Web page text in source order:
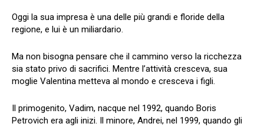
Oggi la sua impresa è una delle più grandi e floride della
regione, e lui è un miliardario.
Ma non bisogna pensare che il cammino verso la ricchezza
sia stato privo di sacrifici. Mentre l’attività cresceva, sua
moglie Valentina metteva al mondo e cresceva i figli.
Il primogenito, Vadim, nacque nel 1992, quando Boris
Petrovich era agli inizi. Il minore, Andrei, nel 1999, quando gli